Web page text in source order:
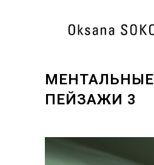
МЕНТАЛЬНЫЕ
ПЕЙЗАЖИ 3